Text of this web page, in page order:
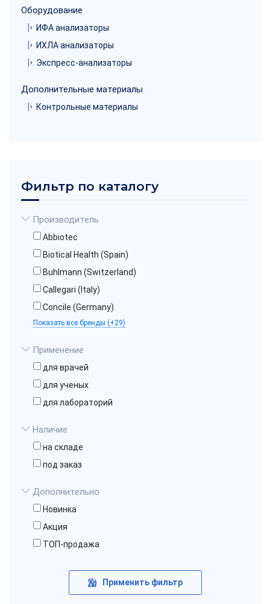
Оборудование
ИФА анализаторы
ИХЛА анализаторы
Экспресс-анализаторы
Дополнительные материалы
Контрольные материалы
Фильтр по каталогу
Производитель
Abbiotec
Biotical Health (Spain)
Buhlmann (Switzerland)
Callegari (Italy)
Concile (Germany)
Показать все бренды (+29)
Применение
для врачей
для ученых
для лабораторий
Наличие
на складе
под заказ
Дополнительно
Новинка
Акция
ТОП-продажа
Применить фильтр